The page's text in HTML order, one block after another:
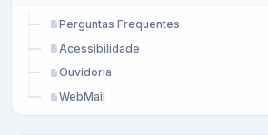
Perguntas Frequentes
Acessibilidade
Ouvidoria
WebMail